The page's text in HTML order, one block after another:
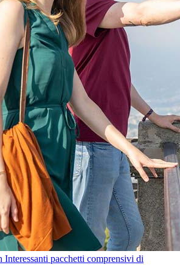
Interessanti pacchetti comprensivi di